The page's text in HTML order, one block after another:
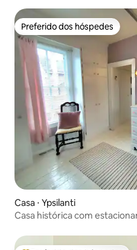
Preferido dos hóspedes
Preferido dos hóspedes
Casa ⋅ Ypsilanti
Casa histórica com